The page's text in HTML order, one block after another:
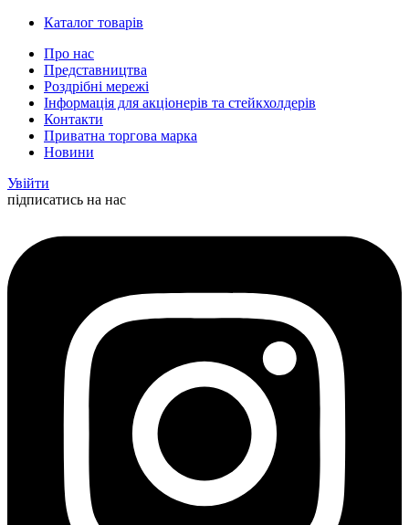
Каталог товарів
Про нас
Представництва
Роздрібні мережі
Інформація для акціонерів та стейкхолдерів
Контакти
Приватна торгова марка
Новини
Увійти
підписатись на нас